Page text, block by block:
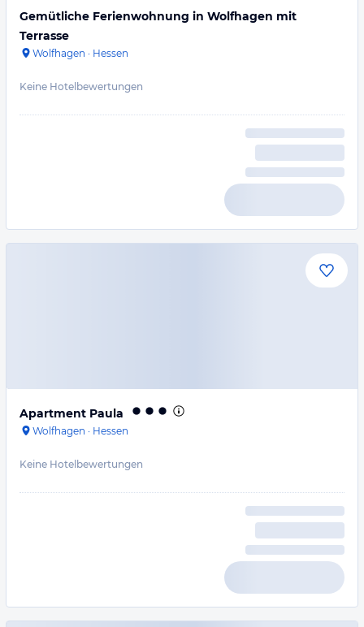
Gemütliche Ferienwohnung in Wolfhagen mit
Terrasse
Wolfhagen · Hessen
Keine Hotelbewertungen
Apartment Paula
Wolfhagen · Hessen
Keine Hotelbewertungen